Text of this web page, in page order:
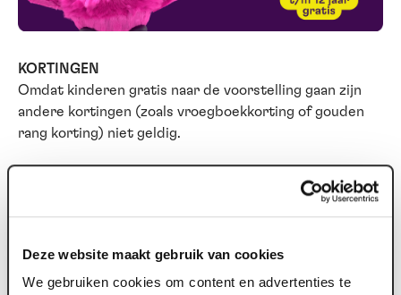
Deze website maakt gebruik van cookies
We gebruiken cookies om content en advertenties te
KORTINGEN
Omdat kinderen gratis naar de voorstelling gaan zijn
andere kortingen (zoals vroegboekkorting of gouden
rang korting) niet geldig.
woensdag 20 januari 2027-
14.30 - 15.05 uur